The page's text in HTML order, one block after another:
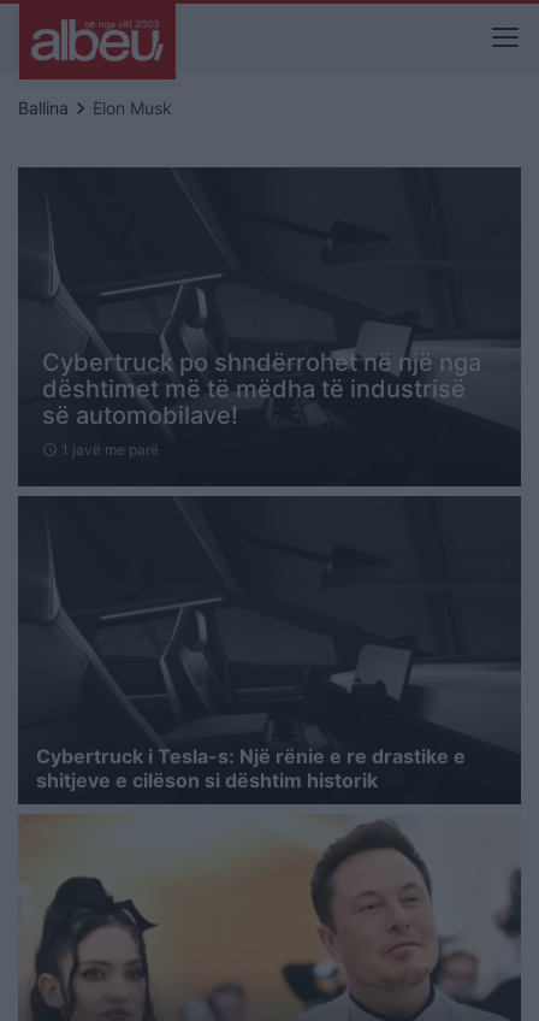
Ballina keyboard_arrow_right Elon Musk
Cybertruck po shndërrohet në një nga
dështimet më të mëdha të industrisë
së automobilave!
schedule 1 javë me parë
Cybertruck i Tesla-s: Një rënie e re drastike e
shitjeve e cilëson si dështim historik